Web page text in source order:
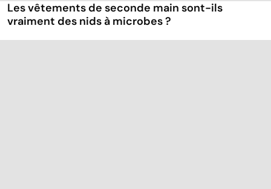
Les vêtements de seconde main sont-ils
vraiment des nids à microbes ?